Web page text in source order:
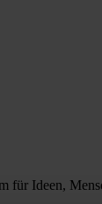
für Ideen,